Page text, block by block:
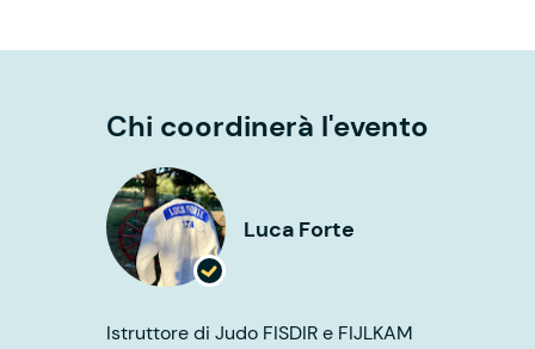
Chi coordinerà l'evento
Luca Forte
Istruttore di Judo FISDIR e FIJLKAM